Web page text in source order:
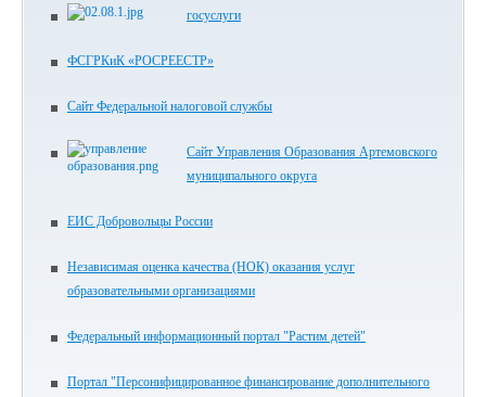
госуслуги
ФСГРКиК «РОСРЕЕСТР»
Сайт Федеральной налоговой службы
Сайт Управления Образования Артемовского
муниципального округа
ЕИС Добровольцы России
Независимая оценка качества (НОК) оказания услуг
образовательными организациями
Федеральный информационный портал "Растим детей"
Портал "Персонифицированное финансирование дополнительного